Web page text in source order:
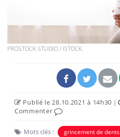
PROSTOCK-STUDIO / ISTOCK.
Publié le 28.10.2021 à 14h30 |
Commenter
Mots clés : grincement de dents